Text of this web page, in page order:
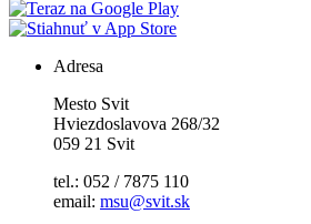
Adresa
Mesto Svit
Hviezdoslavova 268/32
059 21 Svit
tel.: 052 / 7875 110
email: msu@svit.sk